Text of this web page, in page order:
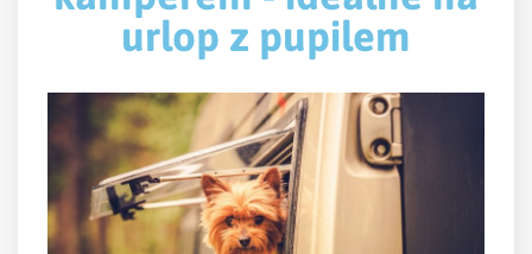
urlop z pupilem